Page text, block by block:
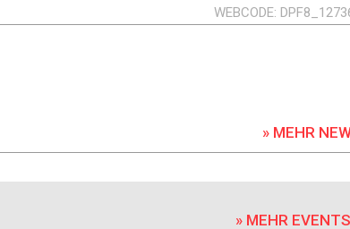
WEBCODE
» MEHR
» MEHR EVENTS